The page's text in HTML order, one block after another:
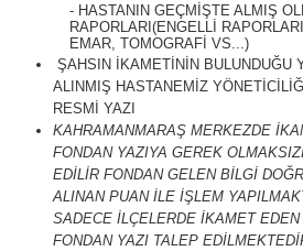
- HASTANIN GEÇMİŞTE ALMIŞ
RAPORLARI(ENGELLİ
EMAR, TOMOGRAFİ VS...)
ŞAHSIN İKAMETİNİN BULUNDUĞU
ALINMIŞ HASTANEMİZ
RESMİ YAZI
KAHRAMANMARAŞ MERKEZDE
FONDAN YAZIYA GEREK
EDİLİR FONDAN GELEN BİLGİ
ALINAN PUAN İLE İŞLEM
SADECE İLÇELERDE İKAMET
FONDAN YAZI TALEP